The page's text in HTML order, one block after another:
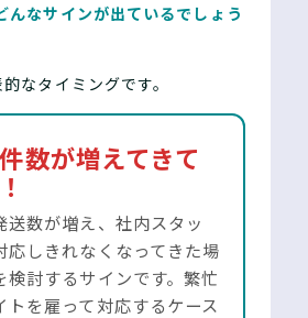
んなサインが出ているでしょう
なタイミングです。
数が増えてきて
送数が増え、社内スタッ
応しきれなくなってきた場
検討するサインです。繁忙
トを雇って対応するケース